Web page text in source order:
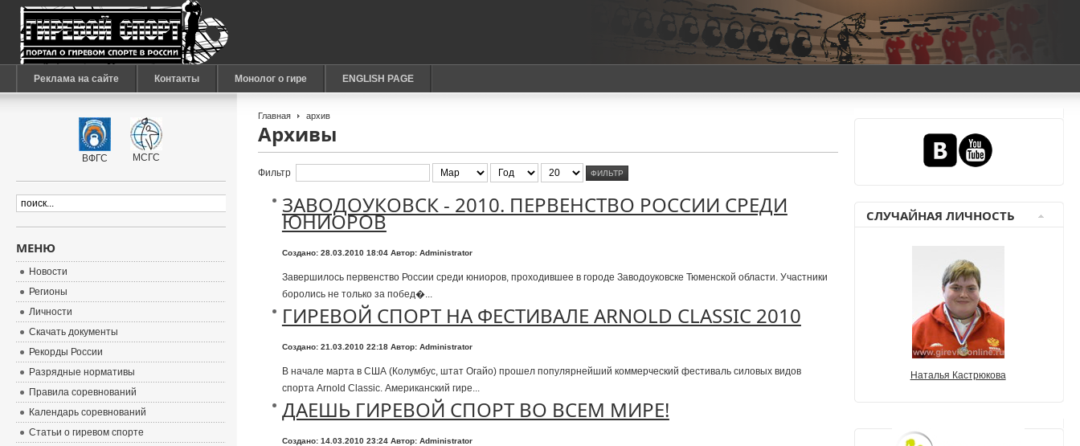
Реклама на сайте Контакты Монолог о гире ENGLISH PAGE
Главная архив
Архивы
Фильтр ФИЛЬТР
ЗАВОДОУКОВСК - 2010. ПЕРВЕНСТВО РОССИИ СРЕДИ
ЮНИОРОВ
Создано: 28.03.2010 18:04 Автор: Administrator
Завершилось первенство России среди юниоров, проходившее в городе Заводоуковске Тюменской области. Участники
боролись не только за побед�...
ГИРЕВОЙ СПОРТ НА ФЕСТИВАЛЕ ARNOLD CLASSIC 2010
Создано: 21.03.2010 22:18 Автор: Administrator
В начале марта в США (Колумбус, штат Огайо) прошел популярнейший коммерческий фестиваль силовых видов
спорта Arnold Classic. Американский гире...
ДАЕШЬ ГИРЕВОЙ СПОРТ ВО ВСЕМ МИРЕ!
Создано: 14.03.2010 23:24 Автор: Administrator
ВФГС МСГС
МЕНЮ
Новости
Регионы
Личности
Скачать документы
Рекорды России
Разрядные нормативы
Правила соревнований
Календарь соревнований
Статьи о гиревом спорте
СЛУЧАЙНАЯ ЛИЧНОСТЬ
Наталья Кастрюкова